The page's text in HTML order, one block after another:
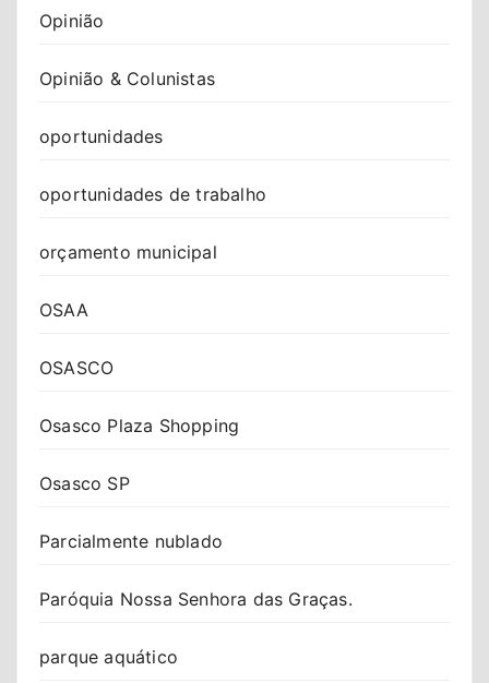
Opinião
Opinião & Colunistas
oportunidades
oportunidades de trabalho
orçamento municipal
OSAA
OSASCO
Osasco Plaza Shopping
Osasco SP
Parcialmente nublado
Paróquia Nossa Senhora das Graças.
parque aquático